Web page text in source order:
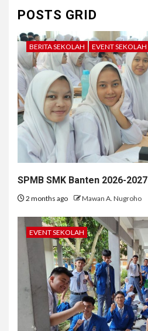
POSTS GRID
BERITA SEKOLAH EVENT SEKOLAH
SPMB SMK Banten 2026-2027
2 months ago Mawan A. Nugroho
EVENT SEKOLAH